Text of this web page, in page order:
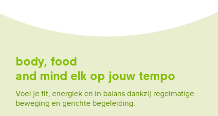
body, food
and mind elk op jouw tempo
Voel je fit, energiek en in balans dankzij regelmatige
beweging en gerichte begeleiding.